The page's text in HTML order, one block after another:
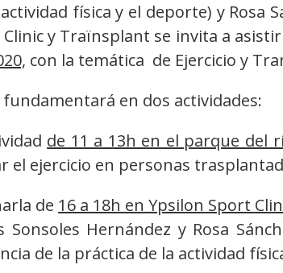
física y el deporte) y Rosa
y Traïnsplant se invita a
con la temática de Ejercicio y
fundamentará en dos actividades:
de 11 a 13h en el parque del
el ejercicio en personas
de 16 a 18h en Ypsilon Sport
Sonsoles Hernández y Rosa
de la práctica de la actividad